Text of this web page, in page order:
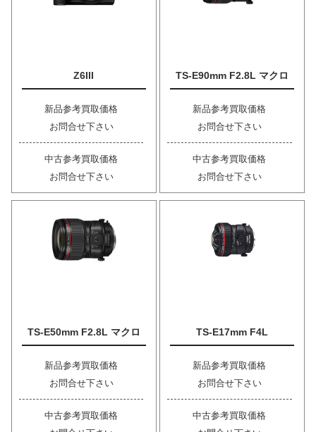
Z6III
新品参考買取価格
お問合せ下さい
中古参考買取価格
お問合せ下さい
TS-E90mm F2.8L マクロ
新品参考買取価格
お問合せ下さい
中古参考買取価格
お問合せ下さい
TS-E50mm F2.8L マクロ
新品参考買取価格
お問合せ下さい
中古参考買取価格
TS-E17mm F4L
新品参考買取価格
お問合せ下さい
中古参考買取価格